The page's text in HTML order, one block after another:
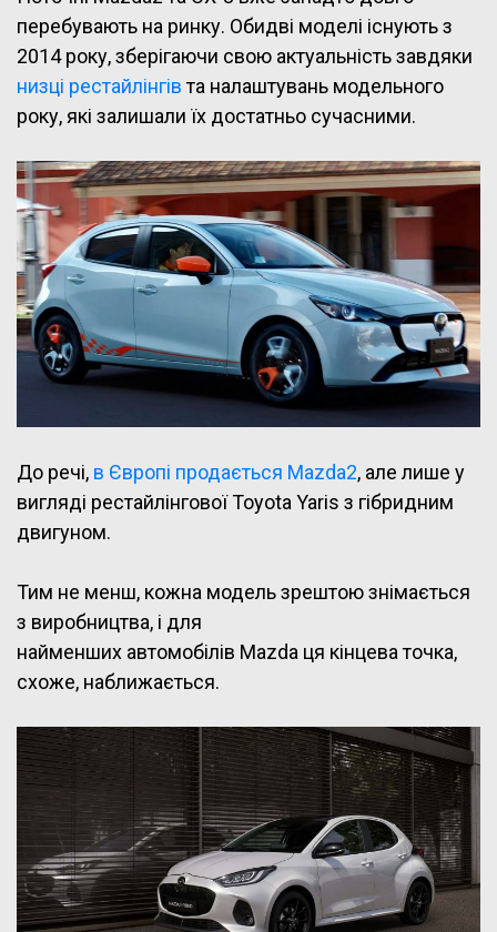
перебувають на ринку. Обидві моделі існують з
2014 року, зберігаючи свою актуальність завдяки
низці рестайлінгівта налаштувань модельного
року, які залишали їх достатньо сучасними.
До речі, в Європі продається Mazda2, але лише у
вигляді рестайлінгової Toyota Yaris з гібридним
двигуном.
Тим не менш, кожна модель зрештою знімається
з виробництва, і для
найменших автомобілів Mazda ця кінцева точка,
схоже, наближається.